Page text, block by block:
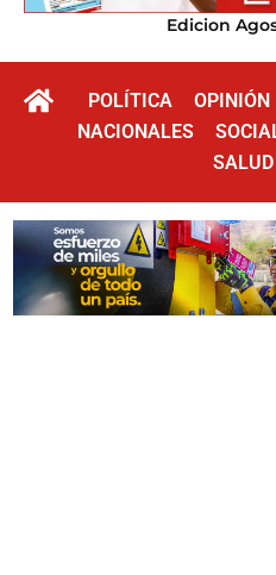
Edicion
POLÍTICA OPINIÓN
NACIONALES
SALUD